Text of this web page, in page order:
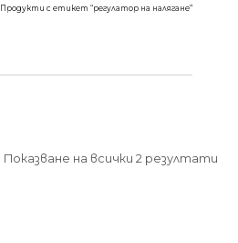
Продукти с етикет “регулатор на налягане”
Показване на всички 2 резултати